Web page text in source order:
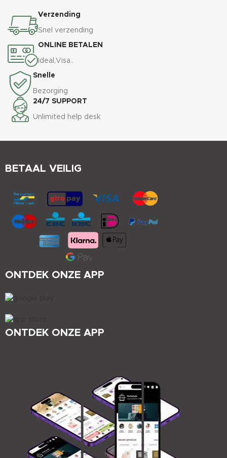
Verzending
Snel verzending
ONLINE BETALEN
Ideal,Visa..
Snelle
Bezorging
24/7 SUPPORT
Unlimited help desk
ONTDEK ONZE APP
ONTDEK ONZE APP
BETAAL VEILIG